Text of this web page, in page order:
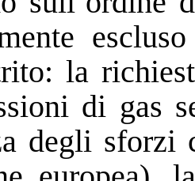
la
di gas
degli sforzi